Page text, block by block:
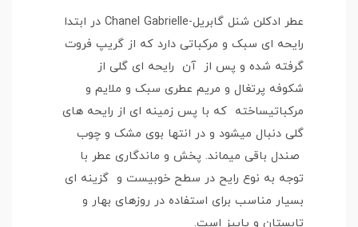
عطر ادکلن شنل گابریل-Chanel Gabrielle در ابتدا
رایحه ای سبک و مرکباتی دارد که از گریپ فروت
گرفته شده و پس از آن رایحه ای گلی از
شکوفه پرتغال و مریم عطری سبک و ملایم و
مرکباتیساخته که با پس زمینه ای از رایحه های
گلی دنبال میشود و در انتها بوی مشک و چوب
صندل باقی میماند. پخش و ماندگاری عطر با
توجه به نوع رایح در سطح خوبیست و گزینه ای
بسیار مناسب برای استفاده در روزهای بهار و
تابستان و پاییز است.